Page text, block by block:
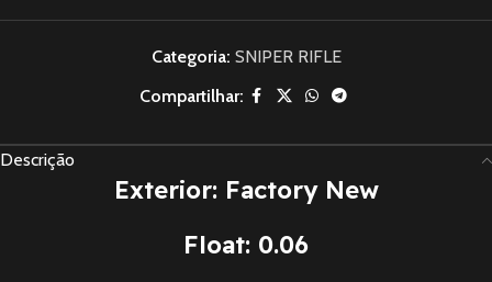
Categoria: SNIPER RIFLE
Compartilhar:
Descrição
Exterior: Factory New
Float: 0.06